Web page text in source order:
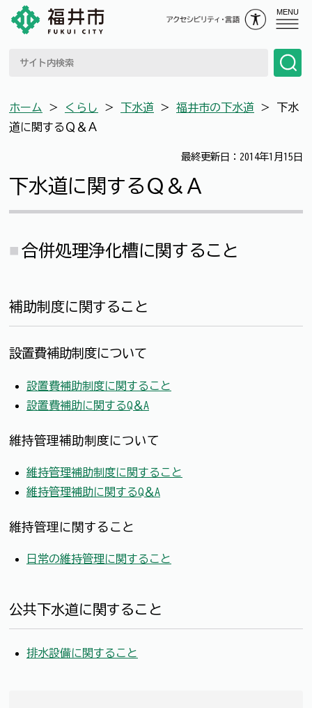
MENU
ホーム ＞ くらし ＞ 下水道 ＞ 福井市の下水道 ＞ 下水
道に関するＱ＆Ａ
最終更新日：2014年1月15日
下水道に関するＱ＆Ａ
合併処理浄化槽に関すること
補助制度に関すること
設置費補助制度について
設置費補助制度に関すること
設置費補助に関するQ＆A
維持管理補助制度について
維持管理補助制度に関すること
維持管理補助に関するQ＆A
維持管理に関すること
日常の維持管理に関すること
公共下水道に関すること
排水設備に関すること